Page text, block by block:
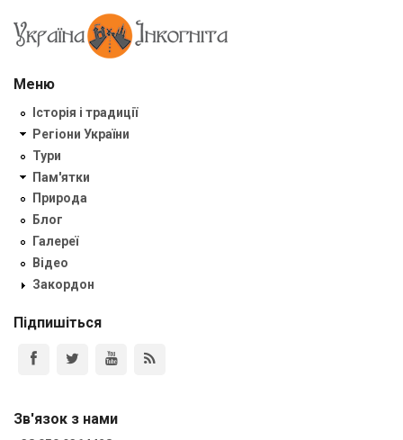
Меню
Історія і традиції
Регіони України
Тури
Пам'ятки
Природа
Блог
Галереї
Відео
Закордон
Підпишіться
Зв'язок з нами